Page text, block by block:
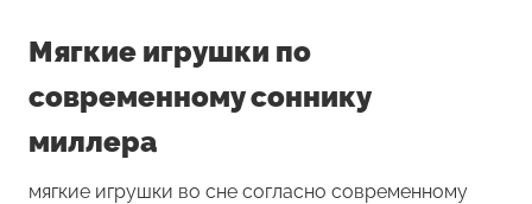
Мягкие игрушки по
современному соннику
миллера
мягкие игрушки во сне согласно современному